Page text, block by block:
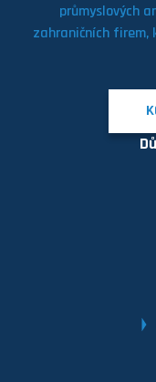
průmyslových
zahraničních firem,